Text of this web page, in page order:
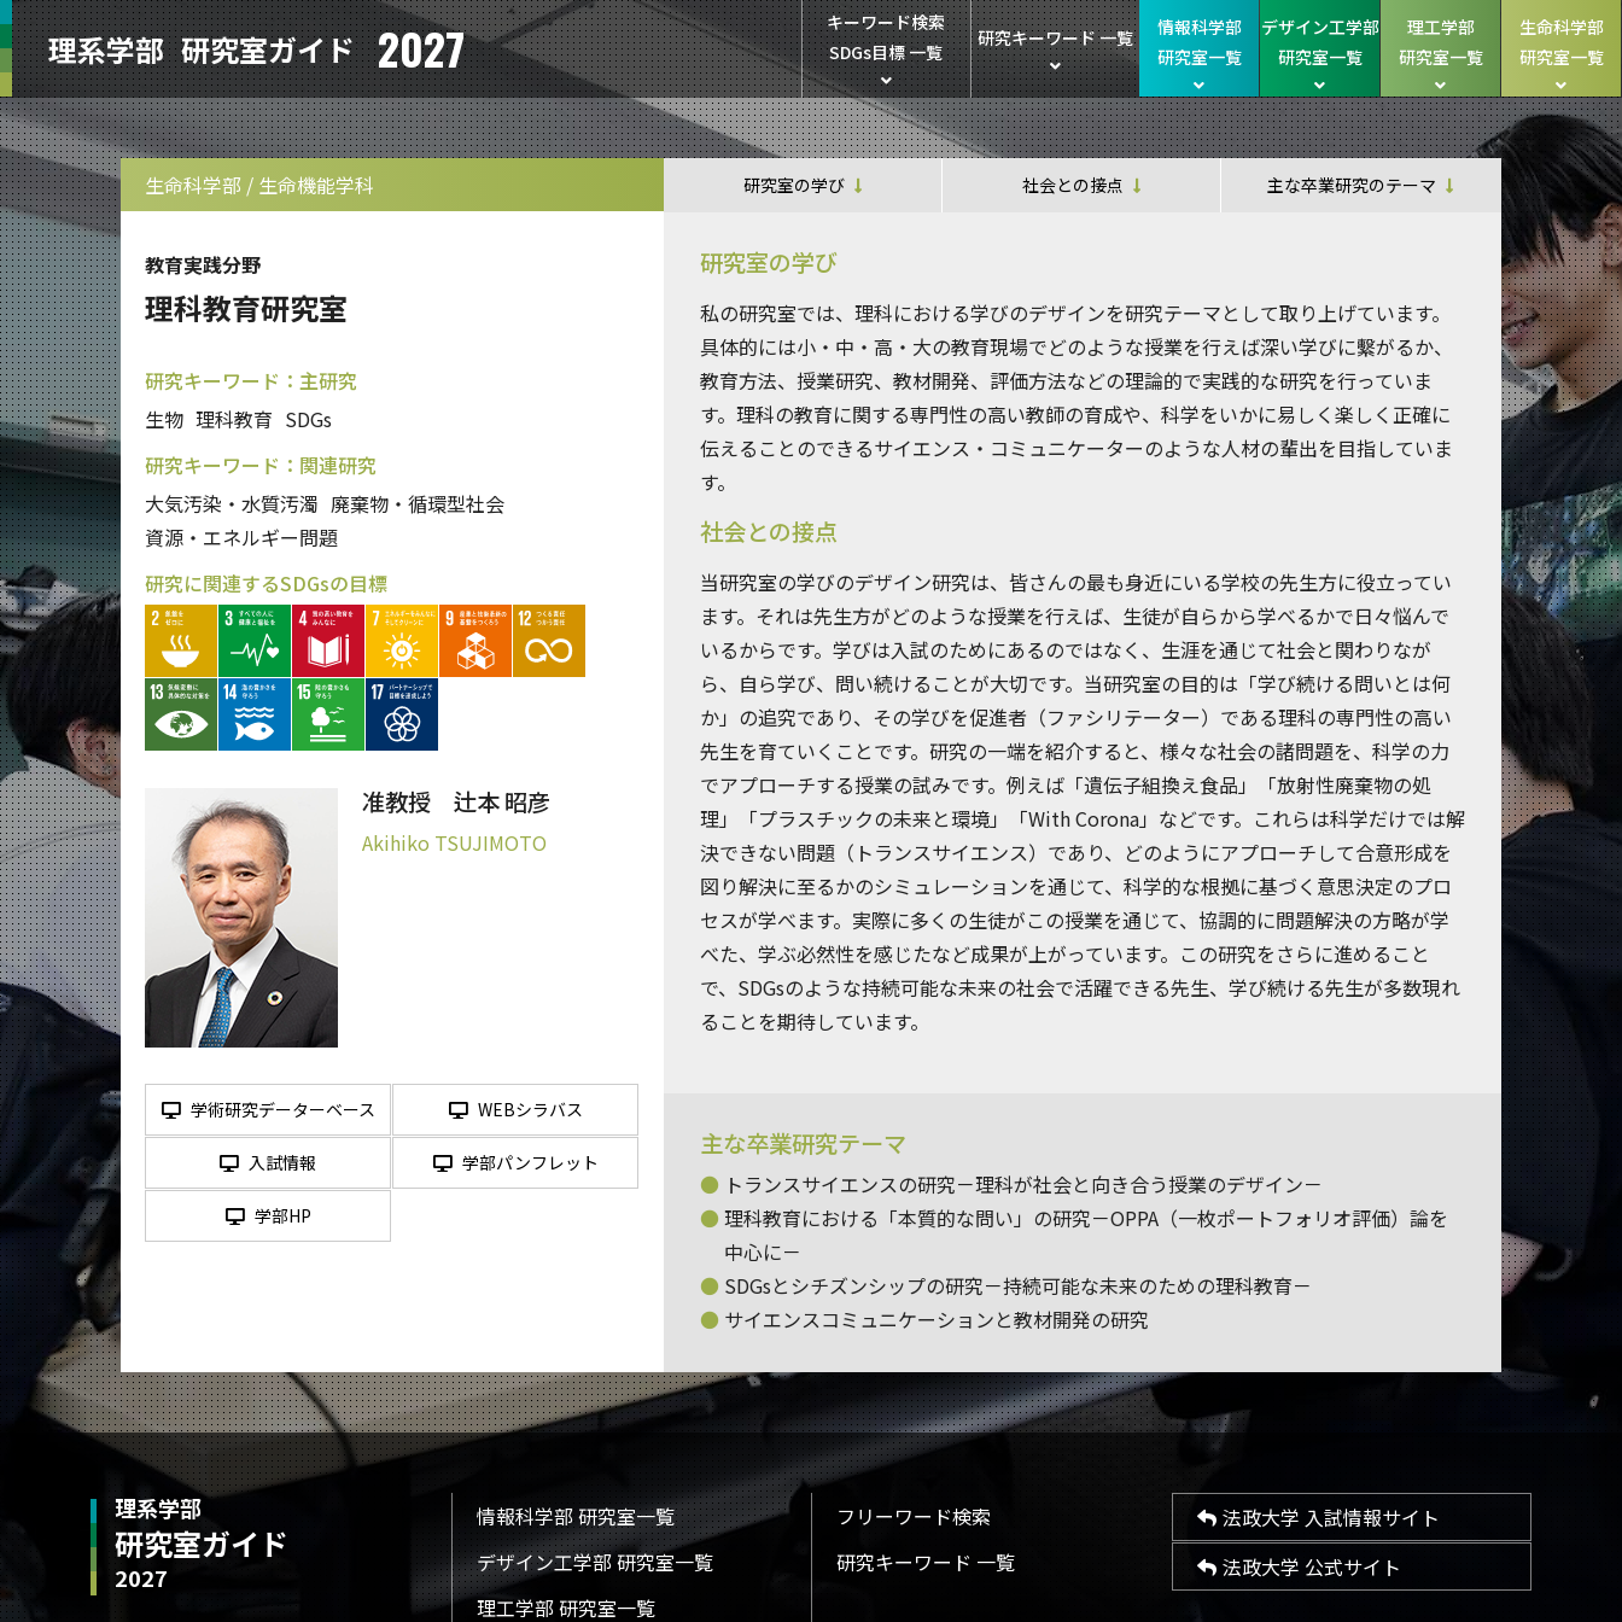
理系学部 研究室ガイド 2027
情報科学部
研究室一覧
デザイン工学部
研究室一覧
理工学部
研究室一覧
生命科学部
研究室一覧
キーワード検索
SDGs目標 一覧
研究キーワード 一覧
生命科学部 / 生命機能学科
教育実践分野
理科教育研究室
研究キーワード：主研究
生物 理科教育 SDGs
研究キーワード：関連研究
大気汚染・水質汚濁 廃棄物・循環型社会
資源・エネルギー問題
研究に関連するSDGsの目標
准教授 辻本 昭彦
Akihiko TSUJIMOTO
学術研究データーベース WEBシラバス
入試情報 学部パンフレット
学部HP
研究室の学び 社会との接点 主な卒業研究のテーマ
研究室の学び
私の研究室では、理科における学びのデザインを研究テーマとして取り上げています。
具体的には小・中・高・大の教育現場でどのような授業を行えば深い学びに繫がるか、
教育方法、授業研究、教材開発、評価方法などの理論的で実践的な研究を行っていま
す。理科の教育に関する専門性の高い教師の育成や、科学をいかに易しく楽しく正確に
伝えることのできるサイエンス・コミュニケーターのような人材の輩出を目指していま
す。
社会との接点
当研究室の学びのデザイン研究は、皆さんの最も身近にいる学校の先生方に役立ってい
ます。それは先生方がどのような授業を行えば、生徒が自らから学べるかで日々悩んで
いるからです。学びは入試のためにあるのではなく、生涯を通じて社会と関わりなが
ら、自ら学び、問い続けることが大切です。当研究室の目的は「学び続ける問いとは何
か」の追究であり、その学びを促進者（ファシリテーター）である理科の専門性の高い
先生を育ていくことです。研究の一端を紹介すると、様々な社会の諸問題を、科学の力
でアプローチする授業の試みです。例えば「遺伝子組換え食品」「放射性廃棄物の処
理」「プラスチックの未来と環境」「With Corona」などです。これらは科学だけでは解
決できない問題（トランスサイエンス）であり、どのようにアプローチして合意形成を
図り解決に至るかのシミュレーションを通じて、科学的な根拠に基づく意思決定のプロ
セスが学べます。実際に多くの生徒がこの授業を通じて、協調的に問題解決の方略が学
べた、学ぶ必然性を感じたなど成果が上がっています。この研究をさらに進めること
で、SDGsのような持続可能な未来の社会で活躍できる先生、学び続ける先生が多数現れ
ることを期待しています。
主な卒業研究テーマ
トランスサイエンスの研究－理科が社会と向き合う授業のデザイン－
理科教育における「本質的な問い」の研究－OPPA（一枚ポートフォリオ評価）論を
中心に－
SDGsとシチズンシップの研究－持続可能な未来のための理科教育－
サイエンスコミュニケーションと教材開発の研究
理系学部
研究室ガイド
2027
情報科学部 研究室一覧
デザイン工学部 研究室一覧
理工学部 研究室一覧
フリーワード検索
研究キーワード 一覧
法政大学 入試情報サイト
法政大学 公式サイト